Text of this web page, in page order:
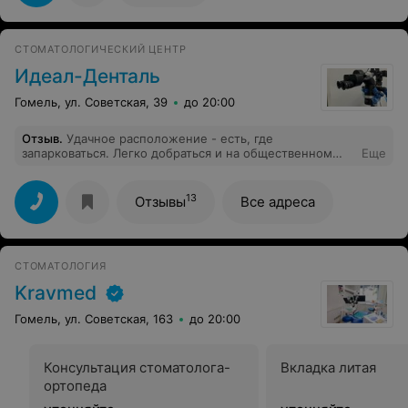
СТОМАТОЛОГИЧЕСКИЙ ЦЕНТР
Идеал-Денталь
Гомель, ул. Советская, 39 до 20:00
Отзыв. Удачное расположение - есть, где
запарковаться. Легко добраться и на общественном
звонят, напоминают о времени записи. При
невозможности попасть в нужное время - оперативно
корректируют. Работой специалистов доволен - как
лечением, так и протезированием - быстро, чётко,
аккуратно. Остановил свой выбор на этой
работе врачей. Цены не низкие, но сколько нужно дать
"своему" зубному в обычной поликлинике и сколько
раз придётся переделать его работу? А здесь и
материалы дорогие и гарантия на выполненные
работы!
Еще
Отзывы13 Все адреса
СТОМАТОЛОГИЯ
Kravmed
Гомель, ул. Советская, 163 до 20:00
Консультация стоматолога-
ортопеда
Вкладка литая